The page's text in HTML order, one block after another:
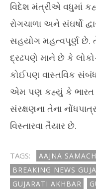
વિદેશ મંત્રીએ વધુમાં
રોગચાળા અને સંઘર્ષો
સહયોગ મહત્વપૂર્ણ છે.
દ્રઢપણે માને છે કે
કોઈપણ વાસ્તવિક
એમ પણ કહ્યું કે ભારત
સંરક્ષણના તેના
વિસ્તારવા તૈયાર છે.
TAGS: AAJNA
BREAKING NEWS
GUJARATI AKHBAR